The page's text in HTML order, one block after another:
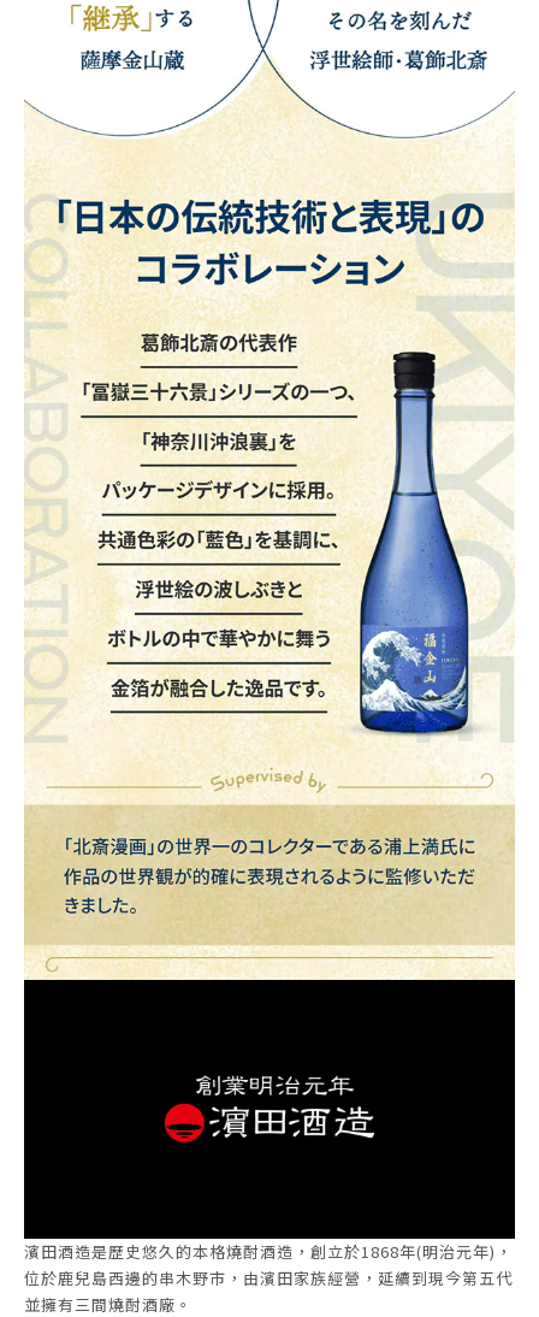
濱田酒造是歷史悠久的本格燒酎酒造，創立於1868年(明治元年)，
位於鹿兒島西邊的串木野市，由濱田家族經營，延續到現今第五代
並擁有三間燒酎酒廠。